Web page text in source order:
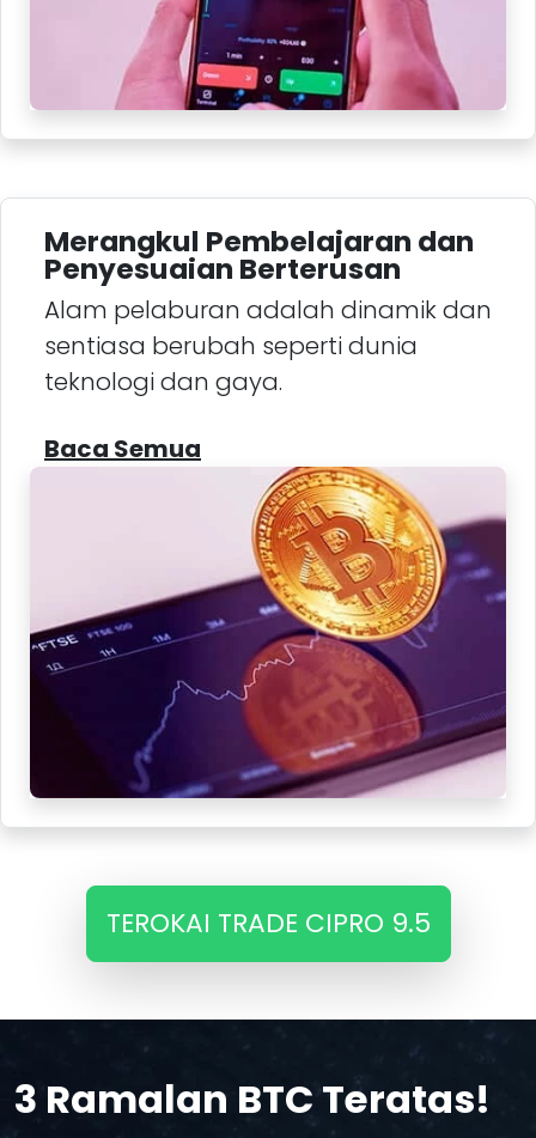
Merangkul Pembelajaran dan
Penyesuaian Berterusan
Alam pelaburan adalah dinamik dan
sentiasa berubah seperti dunia
teknologi dan gaya.
Baca Semua
TEROKAI TRADE CIPRO 9.5
3 Ramalan BTC Teratas!